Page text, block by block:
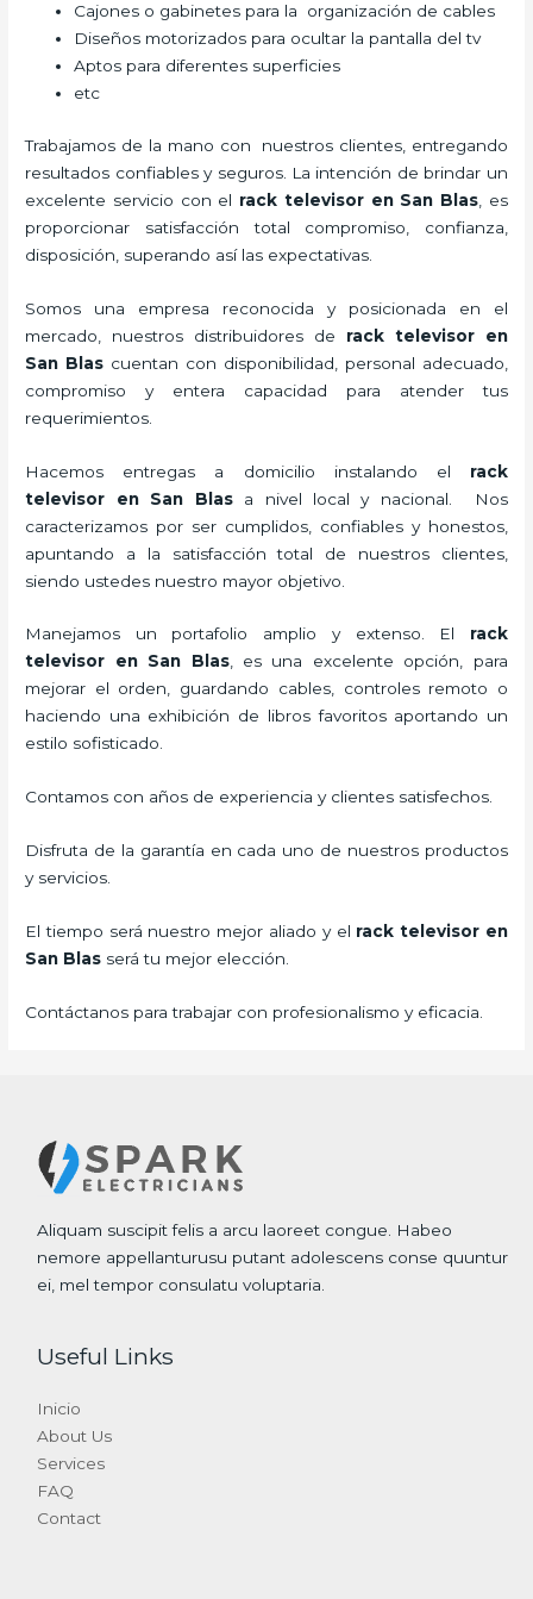
Cajones o gabinetes para la organización de cables
Diseños motorizados para ocultar la pantalla del tv
Aptos para diferentes superficies
etc
Trabajamos de la mano con nuestros clientes, entregando
resultados confiables y seguros. La intención de brindar un
excelente servicio con el rack televisoren San Blas , es
proporcionar satisfacción total compromiso, confianza,
disposición, superando así las expectativas.
Somos una empresa reconocida y posicionada en el
mercado, nuestros distribuidores de rack televisoren
San Blas cuentan con disponibilidad, personal adecuado,
compromiso y entera capacidad para atender tus
requerimientos.
Hacemos entregas a domicilio instalando el rack
televisor en San Blas a nivel local y nacional.
Nos
caracterizamos por ser cumplidos, confiables y honestos,
apuntando a la satisfacción total de nuestros clientes,
siendo ustedes nuestro mayor objetivo.
Manejamos un portafolio amplio y extenso. El rack
televisor en San Blas, es una excelente opción, para
mejorar el orden, guardando cables, controles remoto o
haciendo una exhibición de libros favoritos aportando un
estilo sofisticado.
Contamos con años de experiencia y clientes satisfechos.
Disfruta de la garantía en cada uno de nuestros productos
y servicios.
El tiempo será nuestro mejor aliado y el rack televisor en
San Blas será tu mejor elección.
Contáctanos para trabajar con profesionalismo y eficacia.
Aliquam suscipit felis a arcu laoreet congue. Habeo
nemore appellanturusu putant adolescens conse quuntur
ei, mel tempor consulatu voluptaria.
Useful Links
Inicio
About Us
Services
FAQ
Contact